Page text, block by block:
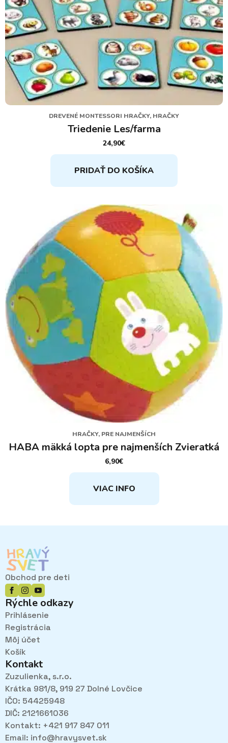
DREVENÉ MONTESSORI HRAČKY, HRAČKY
Triedenie Les/farma
24,90€
PRIDAŤ DO KOŠÍKA
HRAČKY, PRE NAJMENŠÍCH
HABA mäkká lopta pre najmenších Zvieratká
6,90€
VIAC INFO
Obchod pre deti
Rýchle odkazy
Prihlásenie
Registrácia
Môj účet
Košík
Kontakt
Zuzulienka, s.r.o.
Krátka 981/8, 919 27 Dolné Lovčice
IČO: 54425948
DIČ: 2121661036
Kontakt: +421 917 847 011
Email: info@hravysvet.sk